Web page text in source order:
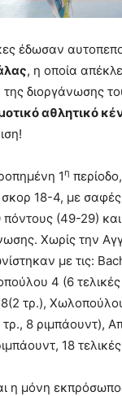
έδωσαν
, η οποία
της διοργάνωσης
αθλητικό
1η
σκορ 18-4, με
(49-29)
Χωρίς την
με τις:
4 (6
τρ.),
8 ριμπάουντ),
18
η μόνη